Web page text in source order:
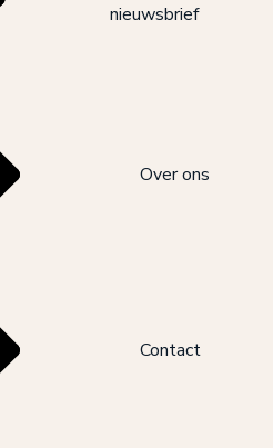
nieuwsbrief
Over ons
Contact